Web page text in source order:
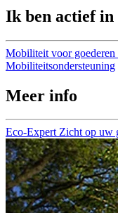
Ik ben actief in
Mobiliteit voor goederen
Mobiliteitsondersteuning
Meer info
Eco-Expert Zicht op uw